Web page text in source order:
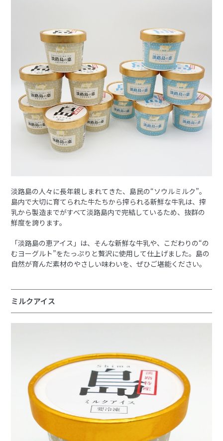
淡路島の人々に長年親しまれてきた、島民の“ソウルミルク”。
島内で大切に育てられた牛たちから搾られる新鮮な牛乳は、搾
乳から製造までがすべて淡路島内で完結しているため、抜群の
鮮度を誇ります。
「淡路島の恵アイス」は、そんな新鮮な牛乳や、こだわりの“の
むヨーグルト”をたっぷりと贅沢に使用して仕上げました。島の
自然が育んだ素材のやさしい味わいを、ぜひご堪能ください。
ミルクアイス